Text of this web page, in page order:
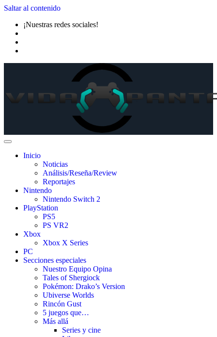
Saltar al contenido
¡Nuestras redes sociales!
Inicio
Noticias
Análisis/Reseña/Review
Reportajes
Nintendo
Nintendo Switch 2
PlayStation
PS5
PS VR2
Xbox
Xbox X Series
PC
Secciones especiales
Nuestro Equipo Opina
Tales of Shergiock
Pokémon: Drako’s Version
Ubiverse Worlds
Rincón Gust
5 juegos que…
Más allá
Series y cine